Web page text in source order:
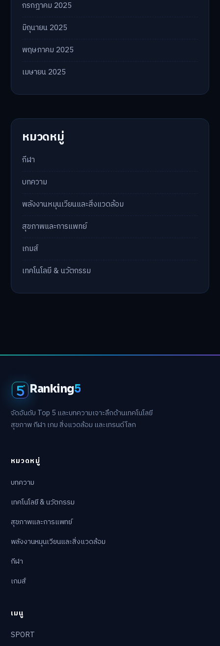
กรกฎาคม 2025
มิถุนายน 2025
พฤษภาคม 2025
เมษายน 2025
หมวดหมู่
กีฬา
บทความ
พลังงานหมุนเวียนและสิ่งแวดล้อม
สุขภาพและการแพทย์
เกมส์
เทคโนโลยี & นวัตกรรม
Ranking5
จัดอันดับ Top 5 และบทความเจาะลึกด้านเทคโนโลยี
สุขภาพ กีฬา เกม สิ่งแวดล้อม และเทรนด์โลก
หมวดหมู่
บทความ
เทคโนโลยี & นวัตกรรม
สุขภาพและการแพทย์
พลังงานหมุนเวียนและสิ่งแวดล้อม
กีฬา
เกมส์
เมนู
SPORT